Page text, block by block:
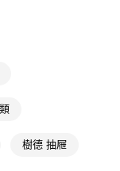
式。 讓您購物簡單
樹德 抽屜